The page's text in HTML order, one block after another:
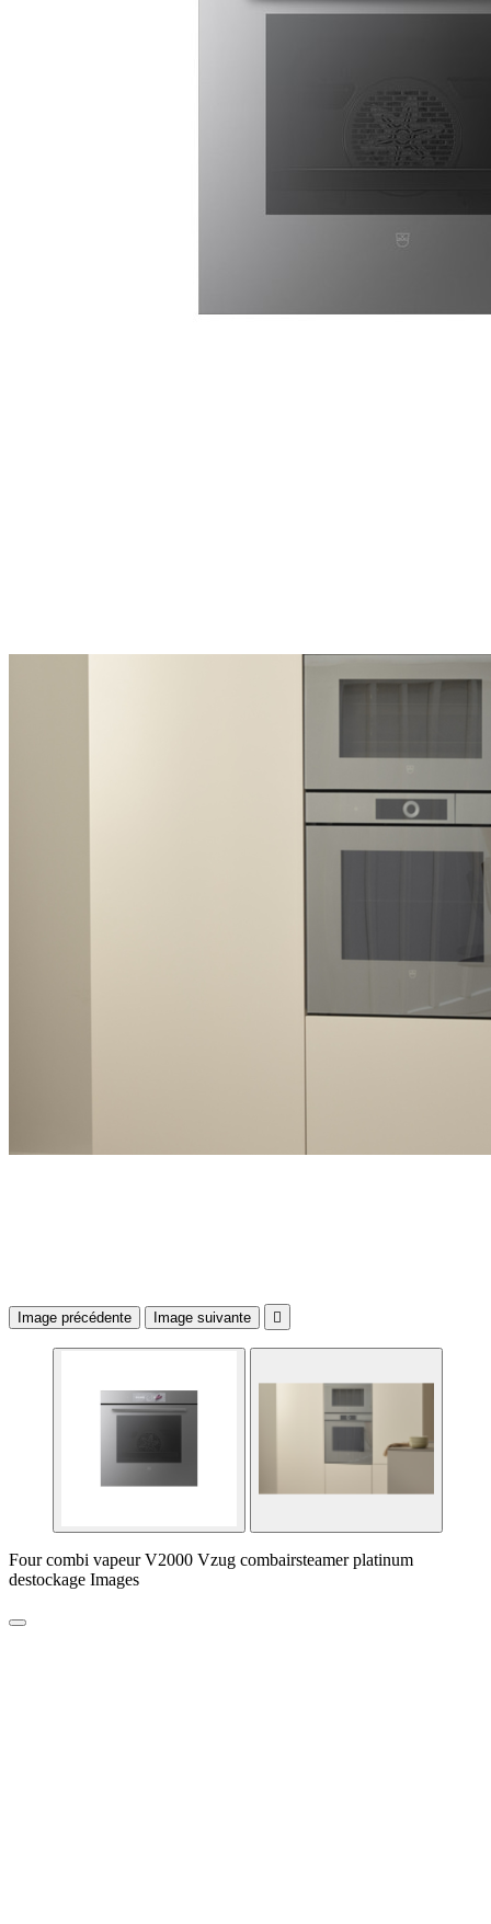
Image précédente Image suivante 
Four combi vapeur V2000 Vzug combairsteamer platinum
destockage Images